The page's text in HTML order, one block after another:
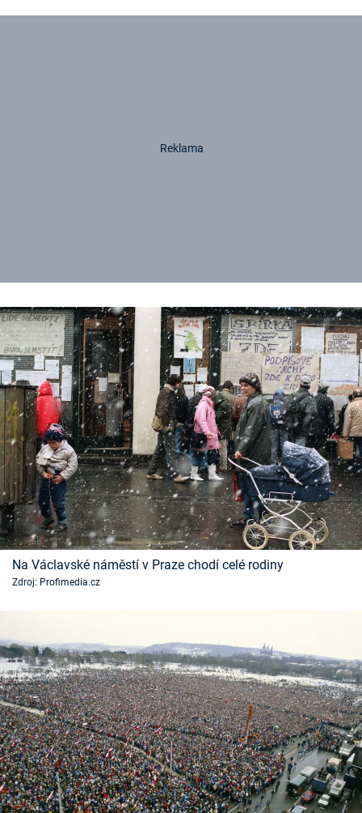
Na Václavské náměstí v Praze chodí celé rodiny
Zdroj: Profimedia.cz